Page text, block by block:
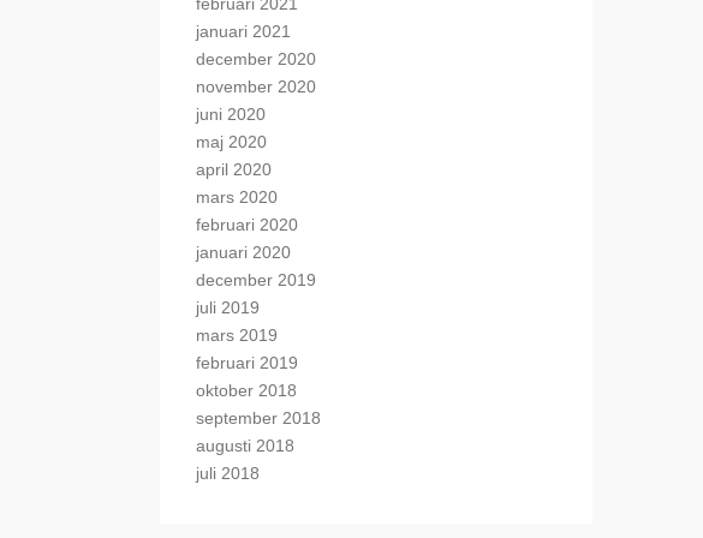
januari 2021
december 2020
november 2020
juni 2020
maj 2020
april 2020
mars 2020
februari 2020
januari 2020
december 2019
juli 2019
mars 2019
februari 2019
oktober 2018
september 2018
augusti 2018
juli 2018